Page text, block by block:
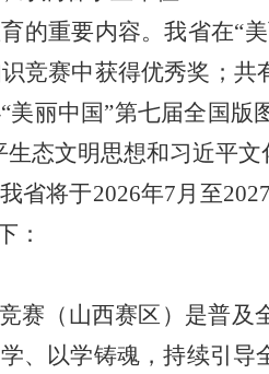
的重要内容。我省在“
竞赛中获得优秀奖；
丽中国”第七届全国
态文明思想和习近平
省将于2026年7月至
：
赛（山西赛区）是普
、以学铸魂，持续引